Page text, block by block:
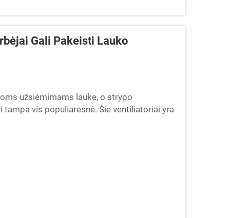
Gali Pakeisti Lauko
užsiėmimams lauke, o strypo
vis populiaresnė. Šie ventiliatoriai yra
patenkinti...